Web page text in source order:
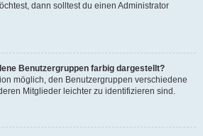
dann solltest du einen Administrator
Benutzergruppen farbig dargestellt?
möglich, den Benutzergruppen verschiedene
Mitglieder leichter zu identifizieren sind.